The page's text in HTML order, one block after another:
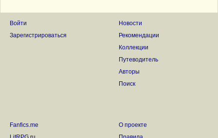
Войти
Зарегистрироваться
Новости
Рекомендации
Коллекции
Путеводитель
Авторы
Поиск
Fanfics.me
О проекте